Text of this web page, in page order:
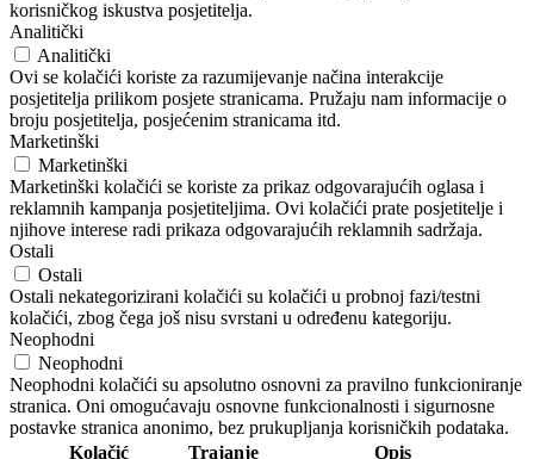
korisničkog iskustva posjetitelja.
Analitički
Analitički
Ovi se kolačići koriste za razumijevanje načina interakcije
posjetitelja prilikom posjete stranicama. Pružaju nam informacije o
broju posjetitelja, posjećenim stranicama itd.
Marketinški
Marketinški
Marketinški kolačići se koriste za prikaz odgovarajućih oglasa i
reklamnih kampanja posjetiteljima. Ovi kolačići prate posjetitelje i
njihove interese radi prikaza odgovarajućih reklamnih sadržaja.
Ostali
Ostali
Ostali nekategorizirani kolačići su kolačići u probnoj fazi/testni
kolačići, zbog čega još nisu svrstani u određenu kategoriju.
Neophodni
Neophodni
Neophodni kolačići su apsolutno osnovni za pravilno funkcioniranje
stranica. Oni omogućavaju osnovne funkcionalnosti i sigurnosne
postavke stranica anonimo, bez prukupljanja korisničkih podataka.
Kolačić
Trajanje Opis